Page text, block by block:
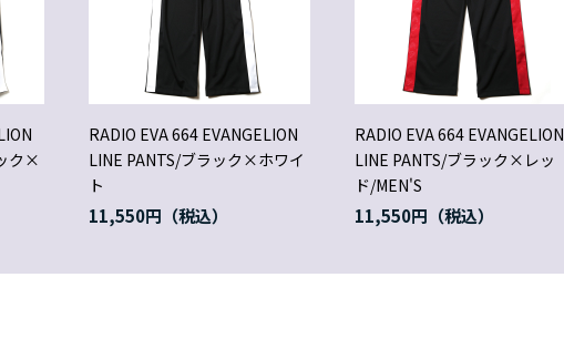
ク×
RADIO EVA 664 EVANGELION
LINE PANTS/ブラック×ホワイ
ト
11,550円
RADIO EVA 664 EVANGELION
LINE PANTS/ブラック×レッ
ド/MEN'S
11,550円